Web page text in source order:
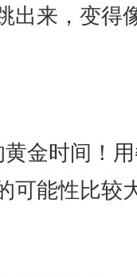
出来，变得
时间！用
可能性比较